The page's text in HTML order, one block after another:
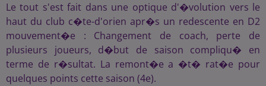
Le tout s'est fait dans une optique d'�volution vers le
haut du club c�te-d'orien apr�s un redescente en D2
mouvement�e : Changement de coach, perte de
plusieurs joueurs, d�but de saison compliqu� en
terme de r�sultat. La remont�e a �t� rat�e pour
quelques points cette saison (4e).